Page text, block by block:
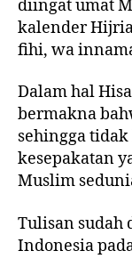
diingat umat
kalender
fihi, wa
Dalam hal
bermakna
sehingga
kesepakatan
Muslim
Tulisan sudah
Indonesia